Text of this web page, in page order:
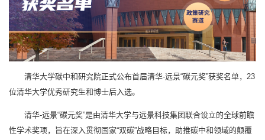
清华大学碳中和研究院正式公布首届清华-远景“碳元奖”获奖名单，23
位清华大学优秀研究生和博士后入选。
清华-远景“碳元奖”是由清华大学与远景科技集团联合设立的全球前瞻
性学术奖项，旨在深入贯彻国家“双碳”战略目标，助推碳中和领域的颠覆